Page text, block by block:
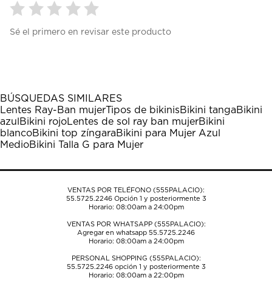
para
1
estrella
Esta
acción
abrirá
el
de
para
estrellas.
Esta
acción
abrirá
el
de
para
estrellas.
Esta
acción
abrirá
el
de
para
estrellas.
Esta
acción
abrirá
el
de
para
estrellas.
Esta
acción
abrirá
el
de
Sé el primero en revisar este producto
BÚSQUEDAS SIMILARES
Lentes Ray-Ban mujerTipos de bikinisBikini tangaBikini
azul Bikini rojoLentes de sol ray ban mujerBikini
blancoBikini top zíngaraBikini para Mujer Azul
MedioBikini Talla G para Mujer
VENTAS POR TELÉFONO (555PALACIO):
55.5725.2246Opción 1 y posteriormente 3
Horario: 08:00am a 24:00pm
VENTAS POR WHATSAPP (555PALACIO):
Agregar en whatsapp 55.5725.2246
Horario: 08:00am a 24:00pm
PERSONAL SHOPPING (555PALACIO):
55.5725.2246opción 1 y posteriormente 3
Horario: 08:00am a 22:00pm